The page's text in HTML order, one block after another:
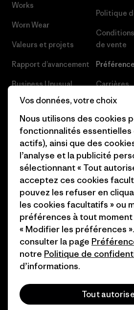
Works
Worn Wear
Valeurs et projets
Rapport d’avancement
Business Unusual
Objectifs climatiques
1% For The Planet
Comment nous
finançons
Nos magasins
Politique
de vente
Carrières
Presse et
Industry
Patagonia
site
© 2026 Patagonia, Inc. All Rights Reserved.
français
Vos données, votre choix
Nous utilisons des cookies
fonctionnalités essentielles
actifs), ainsi que des
l’analyse et la publicité
sélectionnant « Tout
acceptez ces cookies
pouvez les refuser en
les cookies facultatifs » ou
préférences à tout
« Modifier les préférences
consulter la page
notre Politique de
d’informations.
Tout